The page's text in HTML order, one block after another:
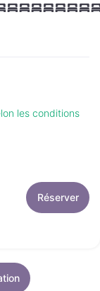
les conditions
Réserver